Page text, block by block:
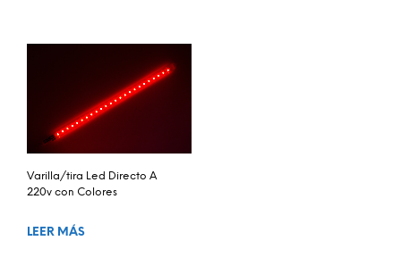
Varilla/tira Led Directo A
220v con Colores
LEER MÁS